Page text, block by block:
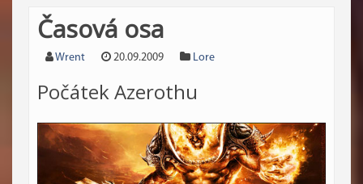
Časová osa
Wrent 20.09.2009 Lore
Počátek Azerothu